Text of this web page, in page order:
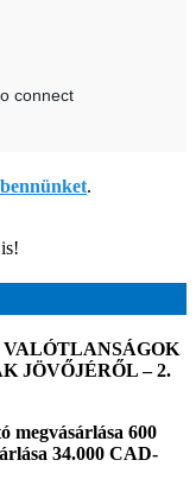
.
is!
JÖVŐJÉRŐL – 2.
megvásárlása 600
34.000 CAD-